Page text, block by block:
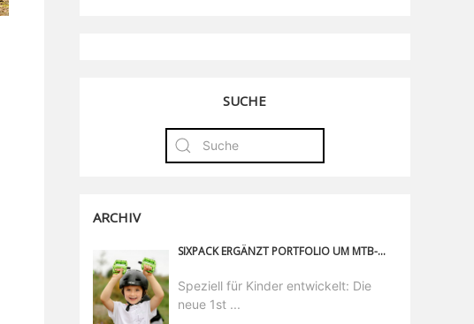
SUCHE
ARCHIV
SIXPACK ERGÄNZT PORTFOLIO UM MTB-KOMPONENTEN FÜR KIDS
Speziell für Kinder entwickelt: Die
neue 1st ...